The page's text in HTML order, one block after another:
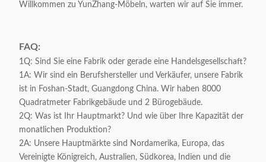
Willkommen zu YunZhang-Möbeln, warten wir auf Sie immer.
FAQ:
1Q: Sind Sie eine Fabrik oder gerade eine Handelsgesellschaft?
1A: Wir sind ein Berufshersteller und Verkäufer, unsere Fabrik
ist in Foshan-Stadt, Guangdong China. Wir haben 8000
Quadratmeter Fabrikgebäude und 2 Bürogebäude.
2Q: Was ist Ihr Hauptmarkt? Und wie über Ihre Kapazität der
monatlichen Produktion?
2A: Unsere Hauptmärkte sind Nordamerika, Europa, das
Vereinigte Königreich, Australien, Südkorea, Indien und die